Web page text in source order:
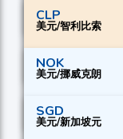
CLP
美元/智利比索
NOK
美元/挪威克朗
SGD
美元/新加坡元